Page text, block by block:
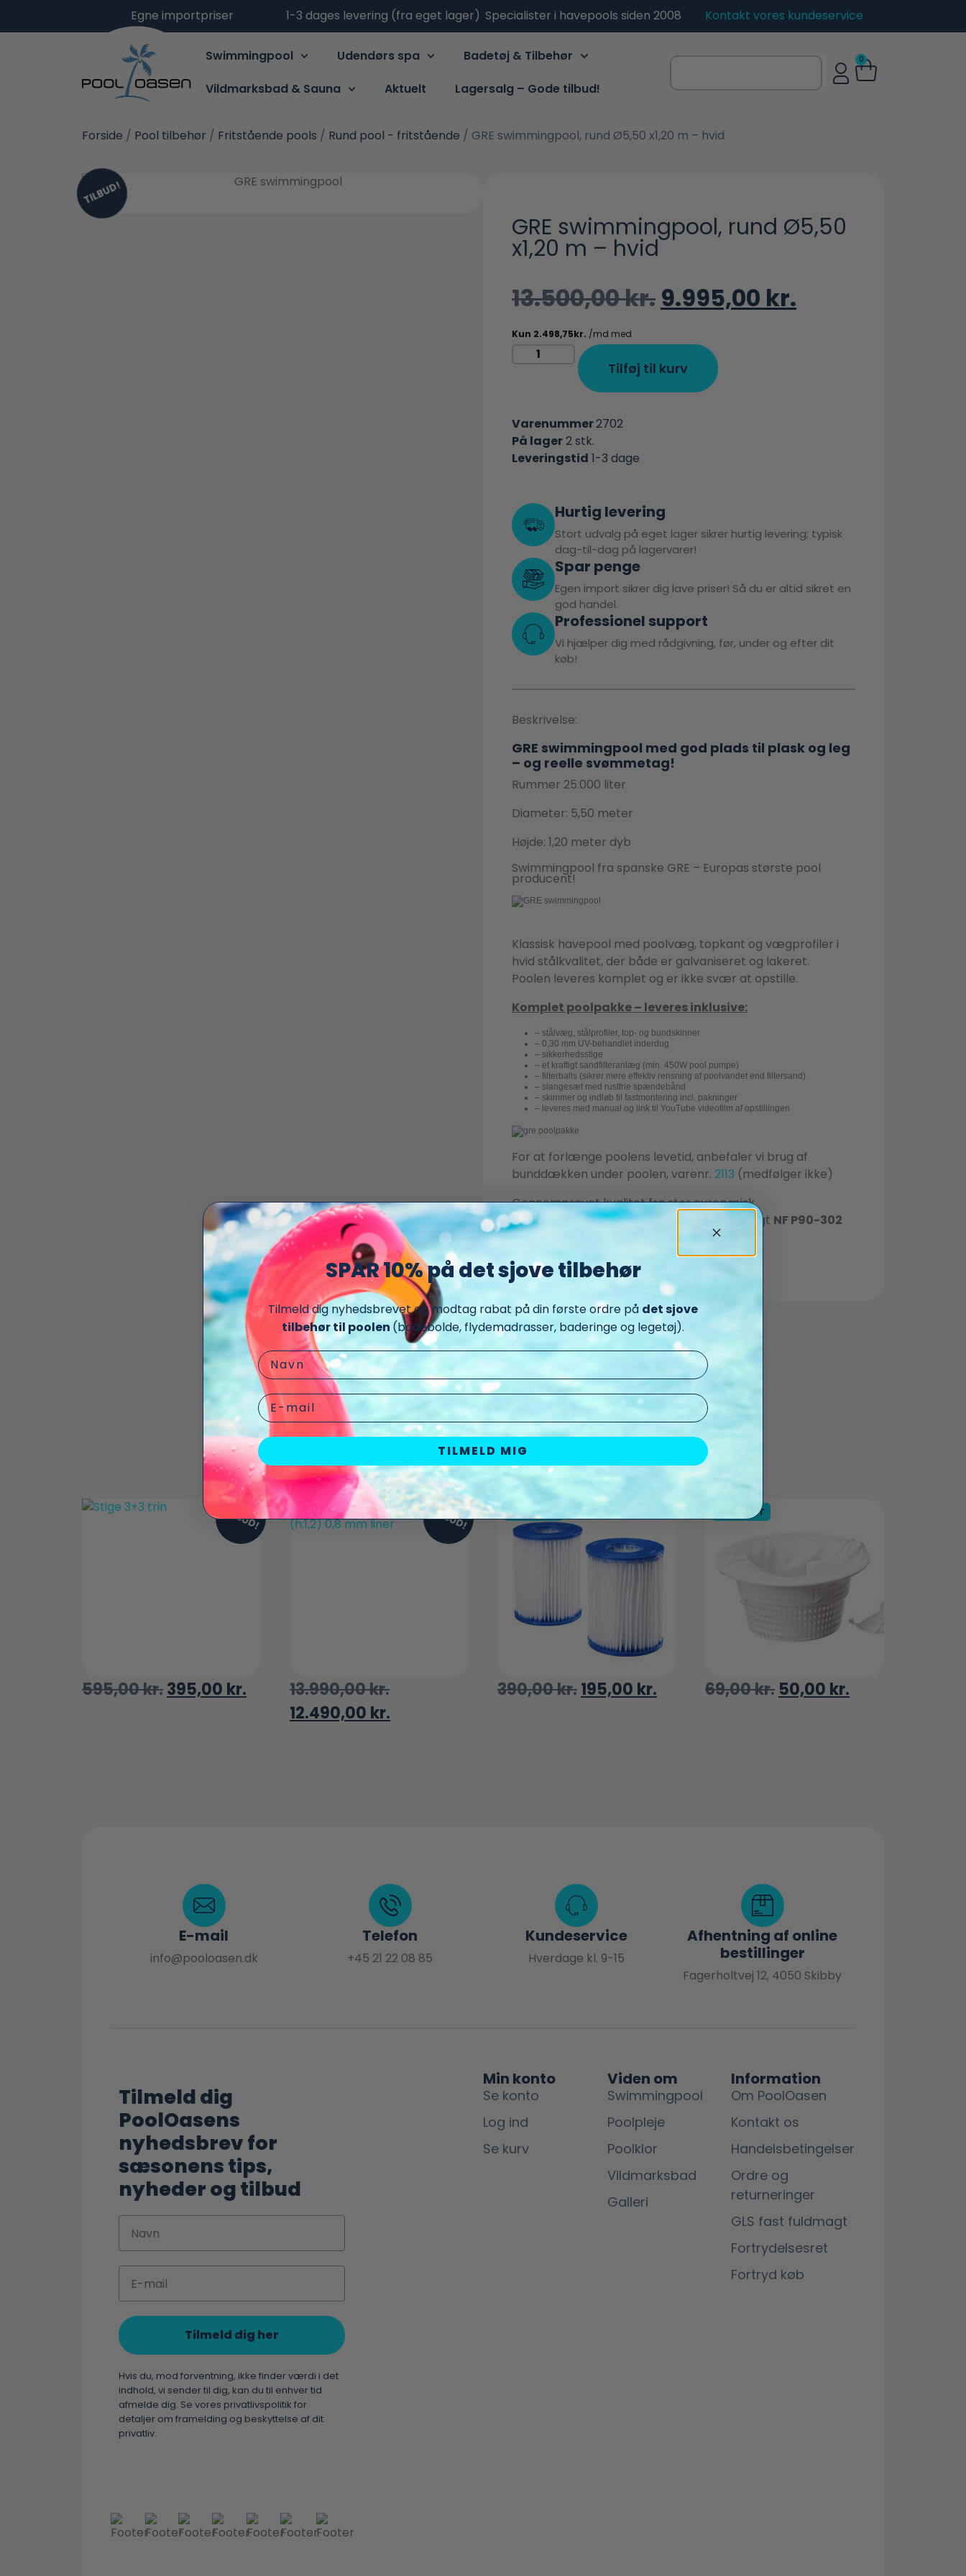
Egne importpriser 1-3 dages levering (fra eget lager) Specialister i havepools siden 2008 Kontakt vores kundeservice
Swimmingpool Udendørs spa
Badetøj & Tilbehør
Vildmarksbad & Sauna
Aktuelt Lagersalg – Gode tilbud!
0
Forside / Pool tilbehør / Fritstående pools / Rund pool - fritstående / GRE swimmingpool, rund Ø5,50 x1,20 m – hvid
TILBUD!
GRE swimmingpool, rund Ø5,50
x1,20 m – hvid
13.500,00kr. 9.995,00 kr.
Tilføj til kurv
Varenummer2702
På lager2 stk.
Leveringstid 1-3 dage
Hurtig levering
Stort udvalg på eget lager sikrer hurtig levering; typisk
dag-til-dag på lagervarer!
Spar penge
Egen import sikrer dig lave priser! Så du er altid sikret en
god handel.
Professionel support
Vi hjælper dig med rådgivning, før, under og efter dit
køb!
Beskrivelse:
GRE swimmingpool med god plads til plask og leg
– og reelle svømmetag!
Rummer 25.000 liter
Diameter: 5,50 meter
Højde: 1,20 meter dyb
Swimmingpool fra spanske GRE – Europas største pool
producent!
Klassisk havepool med poolvæg, topkant og vægprofiler i
hvid stålkvalitet, der både er galvaniseret og lakeret.
Poolen leveres komplet og er ikke svær at opstille.
Komplet poolpakke – leveres inklusive:
– stålvæg, stålprofiler, top- og bundskinner
– 0,30 mm UV-behandlet inderdug
– sikkerhedsstige
– et kraftigt sandfilteranlæg (min. 450W pool pumpe)
– filterballs (sikrer mere effektiv rensning af poolvandet end filtersand)
– slangesæt med rustfrie spændebånd
– skimmer og indløb til fastmontering incl. pakninger
– leveres med manual og link til YouTube videofilm af opstillingen
For at forlænge poolens levetid, anbefaler vi brug af
bunddækken under poolen, varenr. 2113 (medfølger ikke)
Gennemprøvet kvalitet fra stor europæisk
mærkevareproducent! Kvaliteten er selvsagt NF P90-302
certificeret.
Vi fandt andre produkter du måske kan lide
TILBUD!
595,00kr.395,00 kr.
TILBUD!
13.990,00kr.
12.490,00 kr.
UDSOLGT
390,00kr.195,00 kr.
UDSOLGT
69,00kr. 50,00 kr.
E-mail
info@pooloasen.dk
Telefon
+45 21 22 08 85
Kundeservice
Hverdage kl. 9-15
Afhentning af online
bestillinger
Fagerholtvej 12, 4050 Skibby
Tilmeld dig
PoolOasens
nyhedsbrev for
sæsonens tips,
nyheder og tilbud
Tilmeld dig her
Hvis du, mod forventning, ikke finder værdi i det
indhold, vi sender til dig, kan du til enhver tid
afmelde dig. Se vores privatlivspolitik for
detaljer om framelding og beskyttelse af dit
privatliv.
Min konto
Se konto
Log ind
Se kurv
Viden om
Swimmingpool
Poolpleje
Poolklor
Vildmarksbad
Galleri
Information
Om PoolOasen
Kontakt os
Handelsbetingelser
Ordre og
returneringer
GLS fast fuldmagt
Fortrydelsesret
Fortryd køb
SPAR 10% på det sjove tilbehør
Tilmeld dig nyhedsbrevet og modtag rabat på din første ordre på det sjove
tilbehør til poolen (badebolde, flydemadrasser, baderinge og legetøj).
Navn
Email
TILMELD MIG